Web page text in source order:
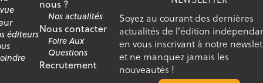
éditeurs
nous ?
Nos actualités
Nous contacter
Foire Aux
Questions
Recrutement
Soyez au courant des dernières
actualités de l'édition
en vous inscrivant à notre
et ne manquez jamais les
nouveautés !